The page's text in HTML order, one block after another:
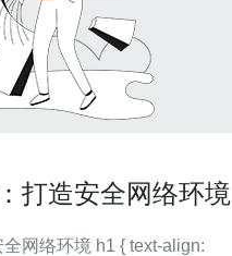
打造安全网络环境
h1 { text-align: